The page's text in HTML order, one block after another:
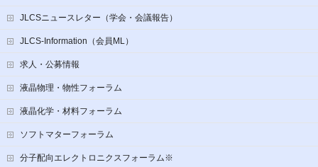
JLCSニュースレター（学会・会議報告）
JLCS-Information（会員ML）
求人・公募情報
液晶物理・物性フォーラム
液晶化学・材料フォーラム
ソフトマターフォーラム
分子配向エレクトロニクスフォーラム※